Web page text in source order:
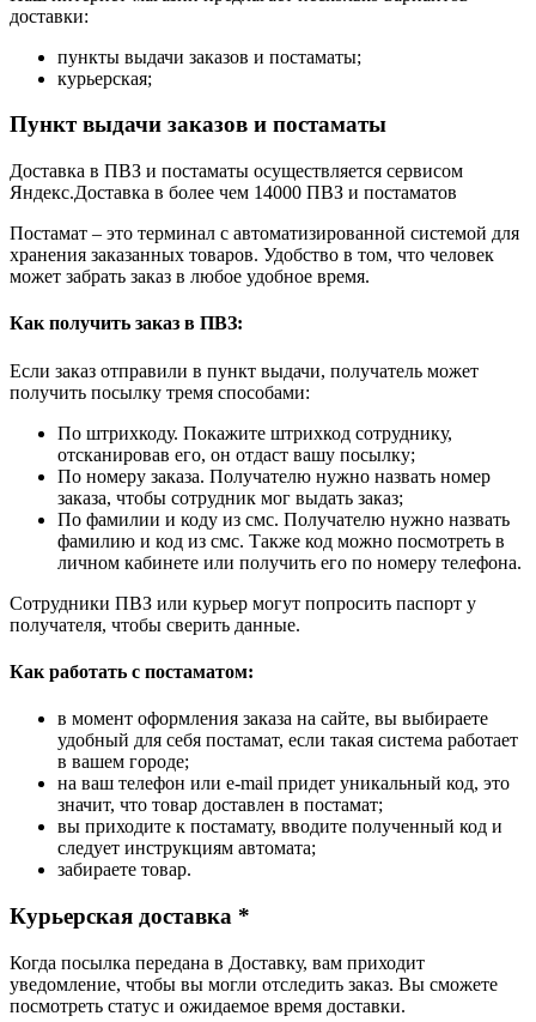
доставки:
пункты выдачи заказов и постаматы;
курьерская;
Пункт выдачи заказов и постаматы
Доставка в ПВЗ и постаматы осуществляется сервисом
Яндекс.Доставка в более чем 14000 ПВЗ и постаматов
Постамат – это терминал с автоматизированной системой для
хранения заказанных товаров. Удобство в том, что человек
может забрать заказ в любое удобное время.
Как получить заказ в ПВЗ:
Если заказ отправили в пункт выдачи, получатель может
получить посылку тремя способами:
По штрихкоду. Покажите штрихкод сотруднику,
отсканировав его, он отдаст вашу посылку;
По номеру заказа. Получателю нужно назвать номер
заказа, чтобы сотрудник мог выдать заказ;
По фамилии и коду из смс. Получателю нужно назвать
фамилию и код из смс. Также код можно посмотреть в
личном кабинете или получить его по номеру телефона.
Сотрудники ПВЗ или курьер могут попросить паспорт у
получателя, чтобы сверить данные.
Как работать с постаматом:
в момент оформления заказа на сайте, вы выбираете
удобный для себя постамат, если такая система работает
в вашем городе;
на ваш телефон или e-mail придет уникальный код, это
значит, что товар доставлен в постамат;
вы приходите к постамату, вводите полученный код и
следует инструкциям автомата;
забираете товар.
Курьерская доставка *
Когда посылка передана в Доставку, вам приходит
уведомление, чтобы вы могли отследить заказ. Вы сможете
посмотреть статус и ожидаемое время доставки.